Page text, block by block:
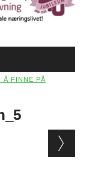
Å FINNE PÅ